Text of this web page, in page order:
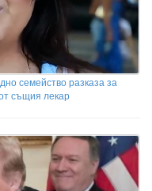
семейство разказа за
същия лекар